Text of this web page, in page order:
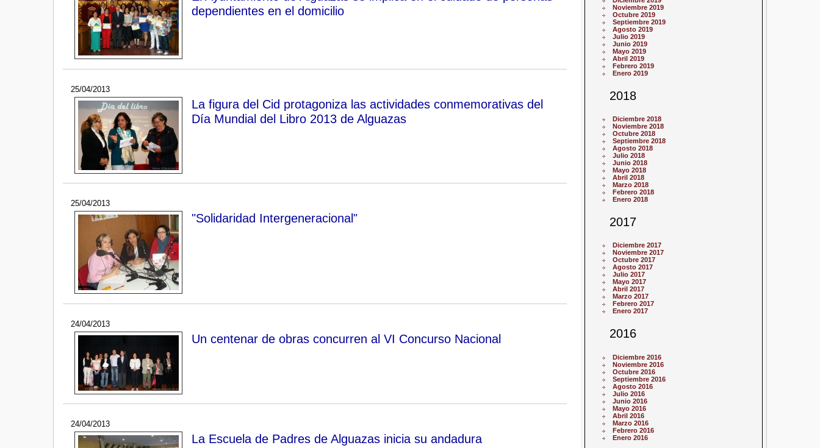
dependientes en el domicilio
25/04/2013
La figura del Cid protagoniza las actividades conmemorativas del
Día Mundial del Libro 2013 de Alguazas
25/04/2013
"Solidaridad Intergeneracional"
24/04/2013
Un centenar de obras concurren al VI Concurso Nacional
24/04/2013
La Escuela de Padres de Alguazas inicia su andadura
Noviembre 2019
Octubre 2019
Septiembre 2019
Agosto 2019
Julio 2019
Junio 2019
Mayo 2019
Abril 2019
Febrero 2019
Enero 2019
2018
Diciembre 2018
Noviembre 2018
Octubre 2018
Septiembre 2018
Agosto 2018
Julio 2018
Junio 2018
Mayo 2018
Abril 2018
Marzo 2018
Febrero 2018
Enero 2018
2017
Diciembre 2017
Noviembre 2017
Octubre 2017
Agosto 2017
Julio 2017
Mayo 2017
Abril 2017
Marzo 2017
Febrero 2017
Enero 2017
2016
Diciembre 2016
Noviembre 2016
Octubre 2016
Septiembre 2016
Agosto 2016
Julio 2016
Junio 2016
Mayo 2016
Abril 2016
Marzo 2016
Febrero 2016
Enero 2016